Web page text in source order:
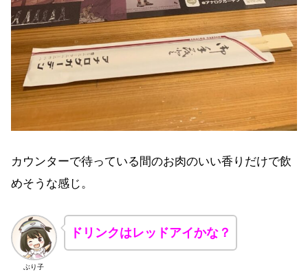
カウンターで待っている間のお肉のいい香りだけで飲
めそうな感じ。
ぶり子
ドリンクはレッドアイかな？